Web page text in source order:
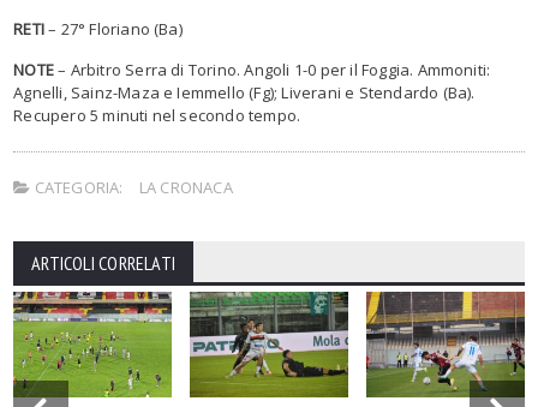
RETI– 27° Floriano (Ba)
NOTE– Arbitro Serra di Torino. Angoli 1-0 per il Foggia. Ammoniti:
Agnelli, Sainz-Maza e Iemmello (Fg); Liverani e Stendardo (Ba).
Recupero 5 minuti nel secondo tempo.
CATEGORIA: LA CRONACA
ARTICOLI CORRELATI